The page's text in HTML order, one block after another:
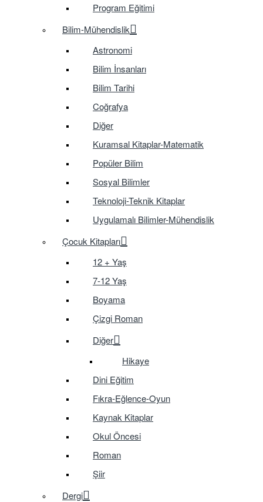
Program Eğitimi
Bilim-Mühendislik
Astronomi
Bilim İnsanları
Bilim Tarihi
Coğrafya
Diğer
Kuramsal Kitaplar-Matematik
Popüler Bilim
Sosyal Bilimler
Teknoloji-Teknik Kitaplar
Uygulamalı Bilimler-Mühendislik
Çocuk Kitapları
12 + Yaş
7-12 Yaş
Boyama
Çizgi Roman
Diğer
Hikaye
Dini Eğitim
Fıkra-Eğlence-Oyun
Kaynak Kitaplar
Okul Öncesi
Roman
Şiir
Dergi